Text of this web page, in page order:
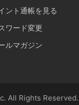
ント通帳を見る
ワード変更
ルマガジン
All Rights Reserved.